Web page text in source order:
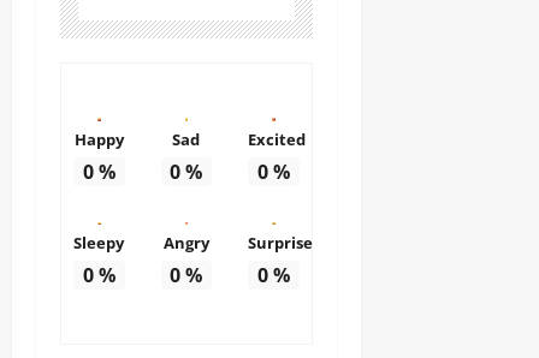
Happy
0%
Sad
0%
Excited
0%
Sleepy
0%
Angry
0%
Surprise
0%